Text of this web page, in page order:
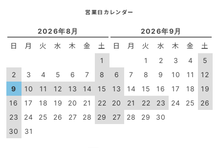
営業日カレンダー
2026年8月
日 月 火 水 木 金 土
1
2
3 4 5 6 7
8
9
10 11 12 13 14
15
16
17 18 19 20 21
22
23
24 25 26 27 28
29
30
31
2026年9月
日 月 火 水 木 金 土
1 2 3 4
5
6
7 8 9 10 11
12
13
14 15 16 17 18
19
20
21 22 23 24 25
26
27
28 29 30